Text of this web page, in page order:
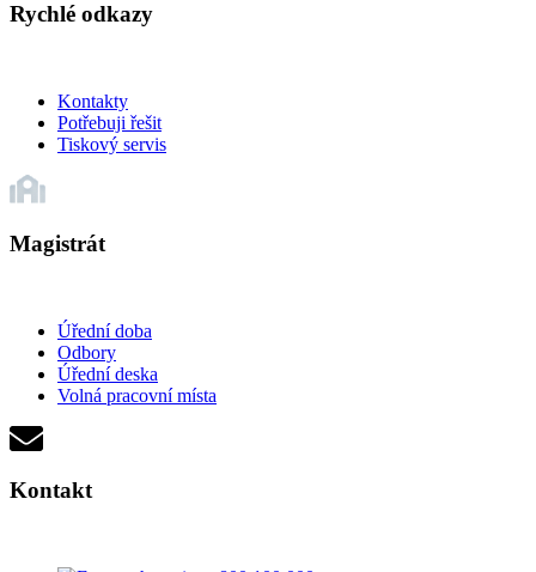
Rychlé odkazy
Kontakty
Potřebuji řešit
Tiskový servis
Magistrát
Úřední doba
Odbory
Úřední deska
Volná pracovní místa
Kontakt